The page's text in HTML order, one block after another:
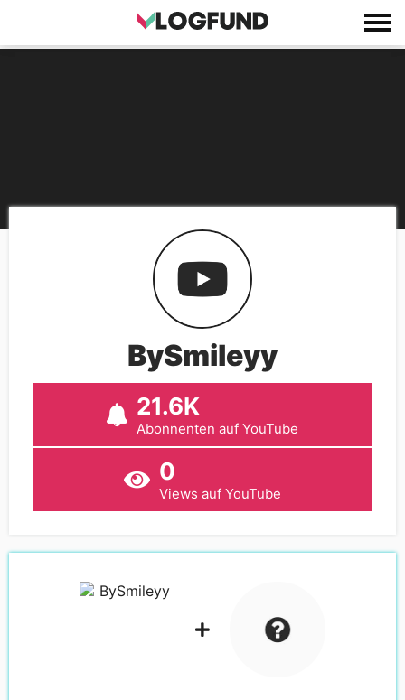
BySmileyy
21.6K
Abonnenten auf YouTube
0
Views auf YouTube